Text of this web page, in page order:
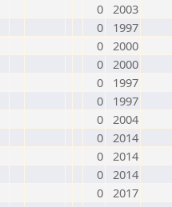
0 2003
0
1997
0 2000
0 2000
0
1997
0
1997
0 2004
0 2014
0 2014
0 2014
0 2017